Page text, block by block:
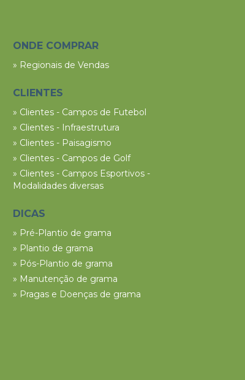
ONDE COMPRAR
» Regionais de Vendas
CLIENTES
» Clientes - Campos de Futebol
» Clientes - Infraestrutura
» Clientes - Paisagismo
» Clientes - Campos de Golf
» Clientes - Campos Esportivos -
Modalidades diversas
DICAS
» Pré-Plantio de grama
» Plantio de grama
» Pós-Plantio de grama
» Manutenção de grama
» Pragas e Doenças de grama